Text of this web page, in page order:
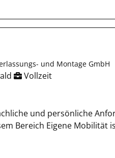
und Montage GmbH
Vollzeit
und persönliche
Bereich Eigene Mobilität